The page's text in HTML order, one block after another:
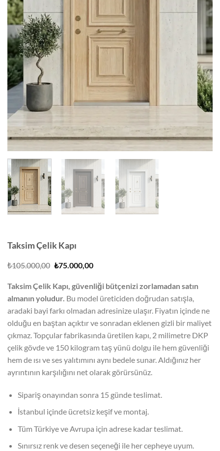
Taksim Çelik Kapı
₺105.000,00 Orijinal
₺75.000,00Şu
fiyat:
₺75.000,00.
Taksim Çelik Kapı, güvenliği bütçenizi zorlamadan satın
almanın yoludur. Bu model üreticiden doğrudan satışla,
aradaki bayi farkı olmadan adresinize ulaşır. Fiyatın içinde ne
olduğu en baştan açıktır ve sonradan eklenen gizli bir maliyet
çıkmaz. Topçular fabrikasında üretilen kapı, 2 milimetre DKP
çelik gövde ve 150 kilogram taş yünü dolgu ile hem güvenliği
hem de ısı ve ses yalıtımını aynı bedele sunar. Aldığınız her
ayrıntının karşılığını net olarak görürsünüz.
Sipariş onayından sonra 15 günde teslimat.
İstanbul içinde ücretsiz keşif ve montaj.
Tüm Türkiye ve Avrupa için adrese kadar teslimat.
Sınırsız renk ve desen seçeneği ile her cepheye uyum.